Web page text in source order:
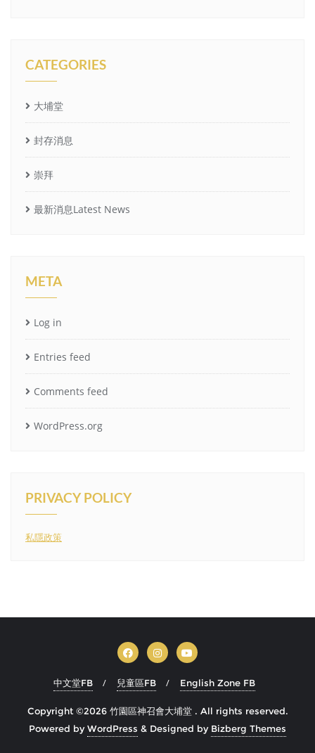
CATEGORIES
大埔堂
封存消息
崇拜
最新消息Latest News
META
Log in
Entries feed
Comments feed
WordPress.org
PRIVACY POLICY
私隱政策
中文堂FB 兒童區FB English Zone FB
Copyright ©2026 竹園區神召會大埔堂 . All rights reserved.
Powered byWordPress & Designed by Bizberg Themes